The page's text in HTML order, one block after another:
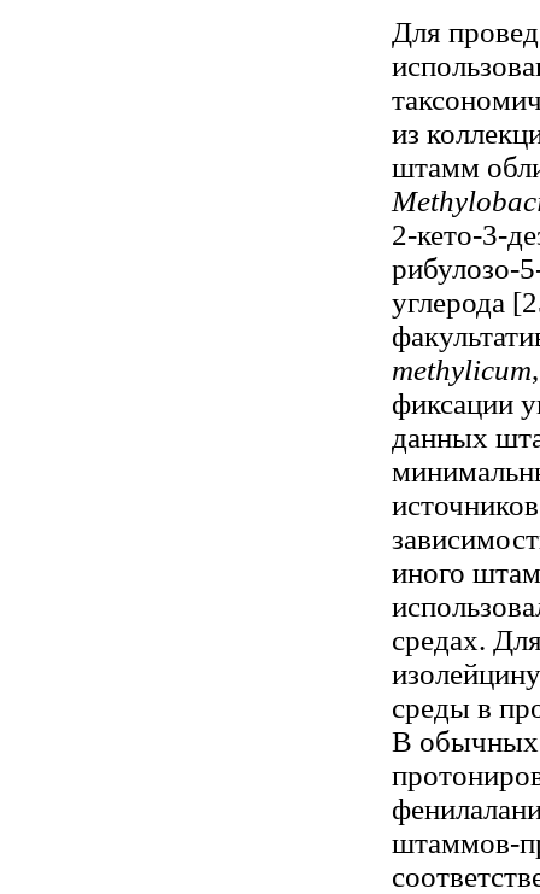
Для
из
штамм
2-кето-3-
рибулозо-
углерода
methylicum
фиксации
данных
иного
средах.
среды в
В обычных
штаммов-